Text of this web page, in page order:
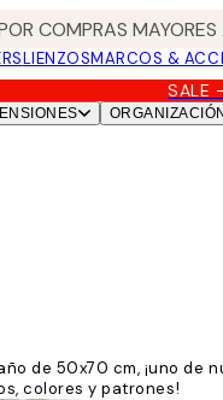
COMPRAS
LIENZOSMARCOS &
SALE
ORGANIZACIÓN
de 50x70 cm, ¡uno de
colores y patrones!